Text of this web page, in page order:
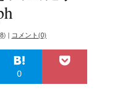
) | コメント(0)
0